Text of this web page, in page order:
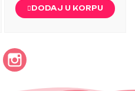
DODAJ U KORPU
Facebook